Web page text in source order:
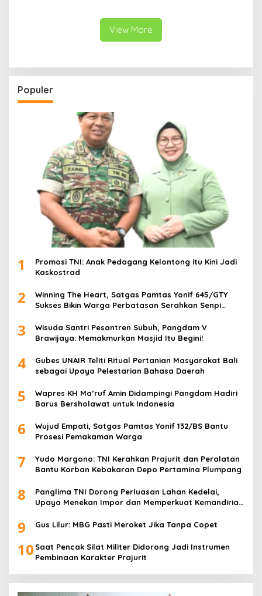
Warga
View More
Populer
1
Promosi TNI: Anak Pedagang Kelontong itu Kini Jadi
Kaskostrad
2
Winning The Heart, Satgas Pamtas Yonif 645/GTY
Sukses Bikin Warga Perbatasan Serahkan Senpi
3
Wisuda Santri Pesantren Subuh, Pangdam V
Brawijaya: Memakmurkan Masjid Itu Begini!
4
Gubes UNAIR Teliti Ritual Pertanian Masyarakat Bali
sebagai Upaya Pelestarian Bahasa Daerah
5
Wapres KH Ma’ruf Amin Didampingi Pangdam Hadiri
Barus Bersholawat untuk Indonesia
6
Wujud Empati, Satgas Pamtas Yonif 132/BS Bantu
Prosesi Pemakaman Warga
7
Yudo Margono: TNI Kerahkan Prajurit dan Peralatan
Bantu Korban Kebakaran Depo Pertamina Plumpang
8
Panglima TNI Dorong Perluasan Lahan Kedelai,
Upaya Menekan Impor dan Memperkuat Kemandirian
9 Gus Lilur: MBG Pasti Meroket Jika Tanpa Copet
10 Saat Pencak Silat Militer Didorong Jadi Instrumen
Pembinaan Karakter Prajurit